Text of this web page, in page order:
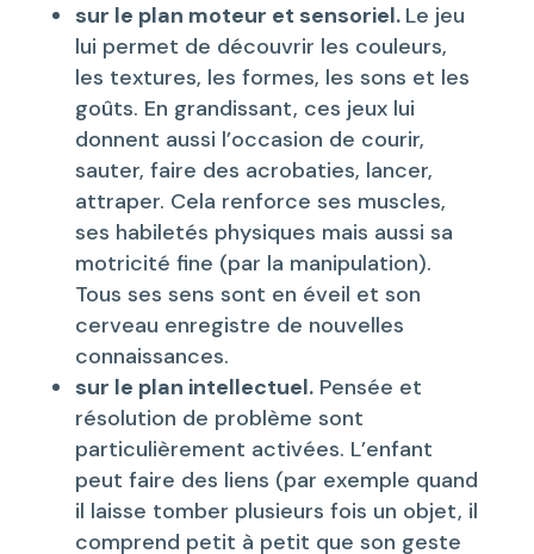
sur le plan moteur et sensoriel. Le jeu
lui permet de découvrir les couleurs,
les textures, les formes, les sons et les
goûts. En grandissant, ces jeux lui
donnent aussi l’occasion de courir,
sauter, faire des acrobaties, lancer,
attraper. Cela renforce ses muscles,
ses habiletés physiques mais aussi sa
motricité fine (par la manipulation).
Tous ses sens sont en éveil et son
cerveau enregistre de nouvelles
connaissances.
sur le plan intellectuel.Pensée et
résolution de problème sont
particulièrement activées. L’enfant
peut faire des liens (par exemple quand
il laisse tomber plusieurs fois un objet, il
comprend petit à petit que son geste